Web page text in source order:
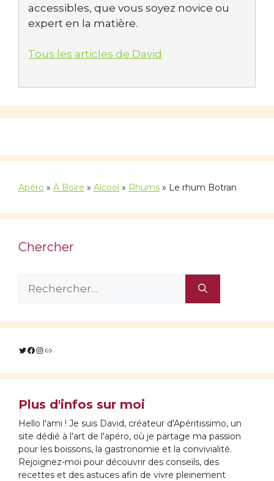
accessibles, que vous soyez novice ou
expert en la matière.
Tous les articles de David
Apéro » À Boire » Alcool » Rhums » Le rhum Botran
Chercher
Twitter
Facebook
Instagram
Lien
Plus d'infos sur moi
Hello l'ami ! Je suis David, créateur d'Apéritissimo, un
site dédié à l'art de l'apéro, où je partage ma passion
pour les boissons, la gastronomie et la convivialité.
Rejoignez-moi pour découvrir des conseils, des
recettes et des astuces afin de vivre pleinement